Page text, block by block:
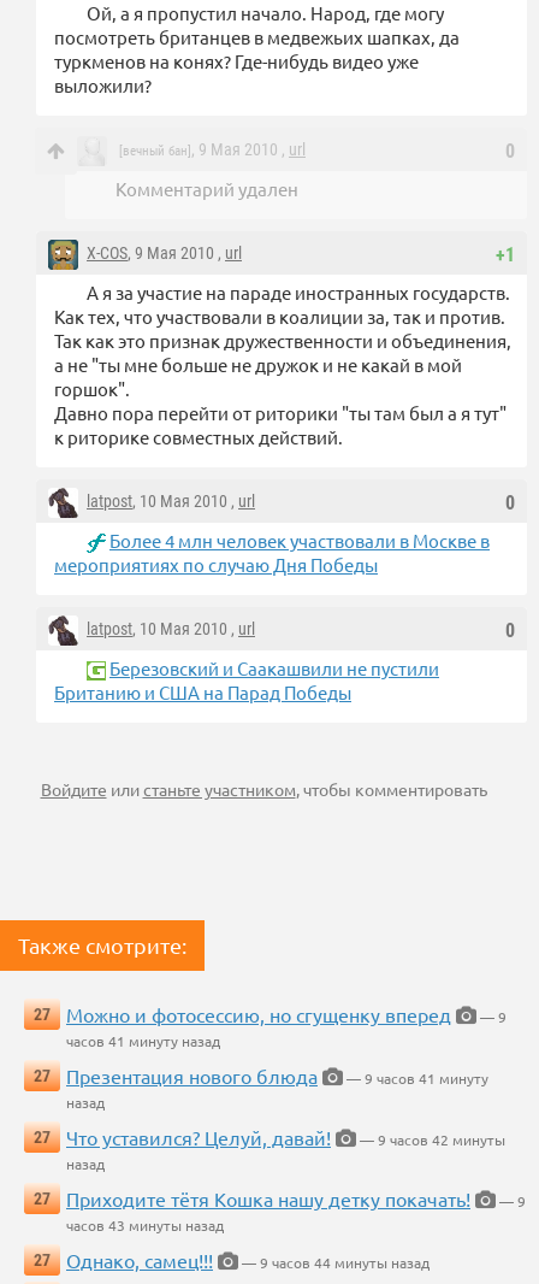
Ой, а я пропустил начало. Народ, где могу
посмотреть британцев в медвежьих шапках, да
туркменов на конях? Где-нибудь видео уже
выложили?
0
[вечный бан] , 9 Мая 2010 , url
Комментарий удален
+1
X-COS, 9 Мая 2010 , url
А я за участие на параде иностранных государств.
Как тех, что участвовали в коалиции за, так и против.
Так как это признак дружественности и объединения,
а не "ты мне больше не дружок и не какай в мой
горшок".
Давно пора перейти от риторики "ты там был а я тут"
к риторике совместных действий.
0
latpost, 10 Мая 2010 , url
Более 4 млн человек участвовали в Москве в
мероприятиях по случаю Дня Победы
0
latpost, 10 Мая 2010 , url
Березовский и Саакашвили не пустили
Британию и США на Парад Победы
Войдите илистаньте участником, чтобы комментировать
Также смотрите:
27 Можно и фотосессию, но сгущенку вперед
— 9
часов 41 минуту назад
27
Презентация нового блюда
— 9 часов 41 минуту
назад
27
Что уставился? Целуй, давай!
— 9 часов 42 минуты
назад
27
Приходите тётя Кошка нашу детку покачать!
— 9
часов 43 минуты назад
27
Однако, самец!!!
— 9 часов 44 минуты назад